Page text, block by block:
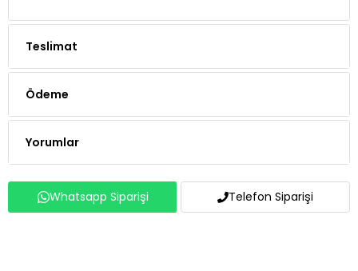
Teslimat
Ödeme
Yorumlar
Whatsapp Siparişi Telefon Siparişi